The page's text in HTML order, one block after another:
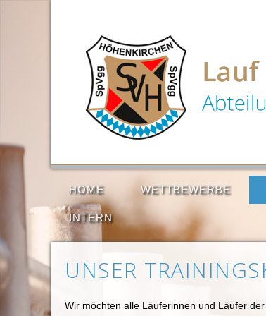
HOME WETTBEWERBE
INTERN
UNSER
Wir möchten alle Läuferinnen und Läufer